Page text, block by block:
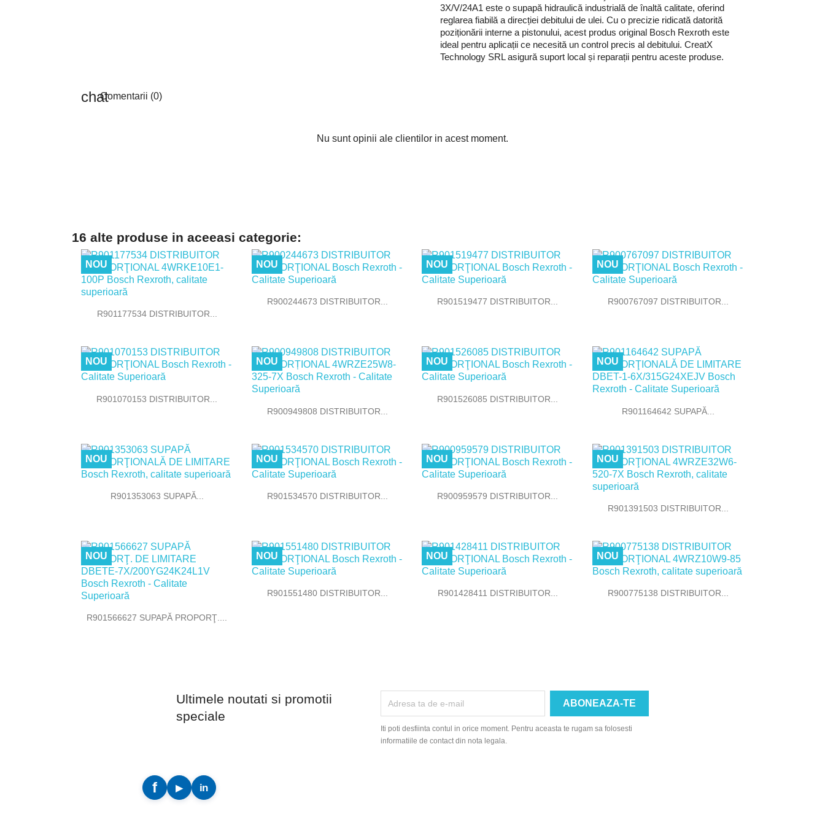
3X/V/24A1 este o supapă hidraulică industrială de înaltă calitate, oferind
reglarea fiabilă a direcției debitului de ulei. Cu o precizie ridicată datorită
poziționării interne a pistonului, acest produs original Bosch Rexroth este
ideal pentru aplicații ce necesită un control precis al debitului. CreatX
Technology SRL asigură suport local și reparații pentru aceste produse.
Comentarii (0)
Nu sunt opinii ale clientilor in acest moment.
16 alte produse in aceeasi categorie:
 Vizualizare rapida
R901177534 DISTRIBUITOR...
NOU
 Vizualizare rapida
R900244673 DISTRIBUITOR...
NOU
 Vizualizare rapida
R901519477 DISTRIBUITOR...
NOU
 Vizualizare rapida
R900767097 DISTRIBUITOR...
NOU
 Vizualizare rapida
R901070153 DISTRIBUITOR...
NOU
 Vizualizare rapida
R900949808 DISTRIBUITOR...
NOU
 Vizualizare rapida
R901526085 DISTRIBUITOR...
NOU
 Vizualizare rapida
R901164642 SUPAPĂ...
NOU
 Vizualizare rapida
R901353063 SUPAPĂ...
NOU
 Vizualizare rapida
R901534570 DISTRIBUITOR...
NOU
 Vizualizare rapida
R900959579 DISTRIBUITOR...
NOU
 Vizualizare rapida
R901391503 DISTRIBUITOR...
NOU
 Vizualizare rapida
R901566627 SUPAPĂ PROPORŢ....
NOU
 Vizualizare rapida
R901551480 DISTRIBUITOR...
NOU
 Vizualizare rapida
R901428411 DISTRIBUITOR...
NOU
 Vizualizare rapida
R900775138 DISTRIBUITOR...
NOU
Ultimele noutati si promotii
speciale
Iti poti desfiinta contul in orice moment. Pentru aceasta te rugam sa folosesti
informatiile de contact din nota legala.